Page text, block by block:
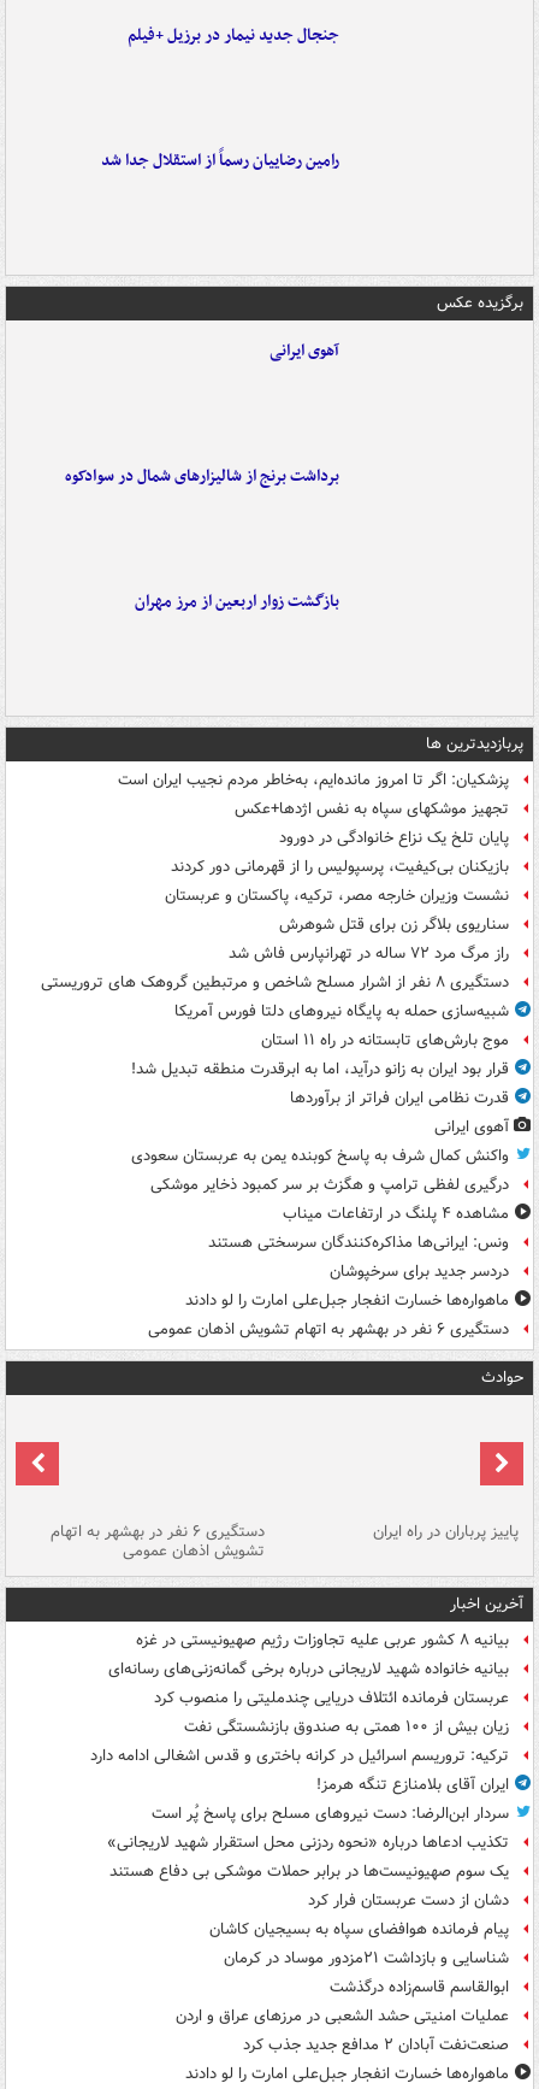
جنجال جدید نیمار در برزیل +فیلم
رامین رضاییان رسماً از استقلال جدا شد
برگزیده عکس
آهوی ایرانی
برداشت برنج از شالیزارهای شمال در سوادکوه
بازگشت زوار اربعین از مرز مهران
پربازدیدترین ها
پزشکیان: اگر تا امروز مانده‌ایم، به‌خاطر مردم نجیب ایران است
تجهیز موشکهای سپاه به نفس اژدها+عکس
پایان تلخ یک نزاع خانوادگی در دورود
بازیکنان بی‌کیفیت، پرسپولیس را از قهرمانی دور کردند
نشست وزیران خارجه مصر، ترکیه، پاکستان و عربستان
سناریوی بلاگر زن برای قتل شوهرش
راز مرگ مرد ۷۲ ساله در تهرانپارس فاش شد
دستگیری ۸ نفر از اشرار مسلح شاخص و مرتبطین گروهک های تروریستی
شبیه‌سازی حمله به پایگاه نیروهای دلتا فورس آمریکا
موج بارش‌های تابستانه در راه ۱۱ استان
قرار بود ایران به زانو درآید، اما به ابرقدرت منطقه تبدیل شد!
قدرت نظامی ایران فراتر از برآوردها
آهوی ایرانی
واکنش کمال شرف به پاسخ کوبنده یمن به عربستان سعودی
درگیری لفظی ترامپ و هگزث بر سر کمبود ذخایر موشکی
مشاهده ۴ پلنگ در ارتفاعات میناب
ونس: ایرانی‌ها مذاکره‌کنندگان سرسختی هستند
دردسر جدید برای سرخپوشان
ماهواره‌ها خسارت انفجار جبل‌علی امارت را لو دادند
دستگیری ۶ نفر در بهشهر به اتهام تشویش اذهان عمومی
حوادث
پاییز پرباران در راه ایران دستگیری ۶ نفر در بهشهر به اتهام
تشویش اذهان عمومی
آخرین اخبار
بیانیه ۸ کشور عربی علیه تجاوزات رژیم صهیونیستی در غزه
بیانیه خانواده شهید لاریجانی درباره برخی گمانه‌زنی‌های رسانه‌ای
عربستان فرمانده ائتلاف دریایی چندملیتی را منصوب کرد
زیان بیش از ۱۰۰ همتی به صندوق‌ بازنشستگی نفت
ترکیه: تروریسم اسرائیل در کرانه باختری و قدس اشغالی ادامه دارد
ایران آقای بلامنازع تنگه هرمز!
سردار ابن‌الرضا: دست نیروهای مسلح برای پاسخ پُر است
تکذیب ادعاها درباره «نحوه ردزنی محل استقرار شهید لاریجانی»
یک‌ سوم صهیونیست‌ها در برابر حملات موشکی بی دفاع هستند
دشان از دست عربستان فرار کرد
پیام فرمانده هوافضای سپاه به بسیجیان کاشان
شناسایی و بازداشت ۲۱مزدور موساد در کرمان
ابوالقاسم قاسم‌زاده درگذشت
عملیات امنیتی حشد الشعبی در مرزهای عراق و اردن
صنعت‌نفت آبادان ۲ مدافع جدید جذب کرد
ماهواره‌ها خسارت انفجار جبل‌علی امارت را لو دادند